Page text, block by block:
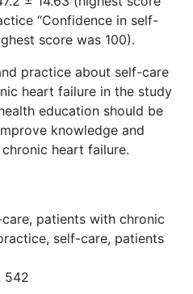
“Confidence in self-
score was 100).
practice about self-care
heart failure in the study
education should be
knowledge and
heart failure.
, patients with chronic
, self-care, patients
542